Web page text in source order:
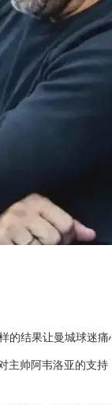
结果让曼城球迷痛
主帅阿韦洛亚的支